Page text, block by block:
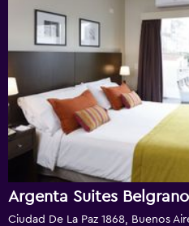
Argenta Suites Belgrano